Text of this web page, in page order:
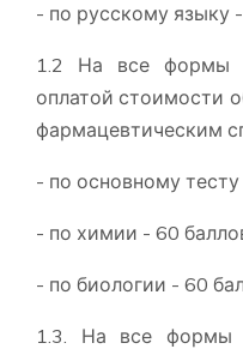
- по русскому языку
1.2 На все формы
оплатой стоимости
фармацевтическим
- по основному
- по химии - 60
- по биологии - 60
1.3. На все формы